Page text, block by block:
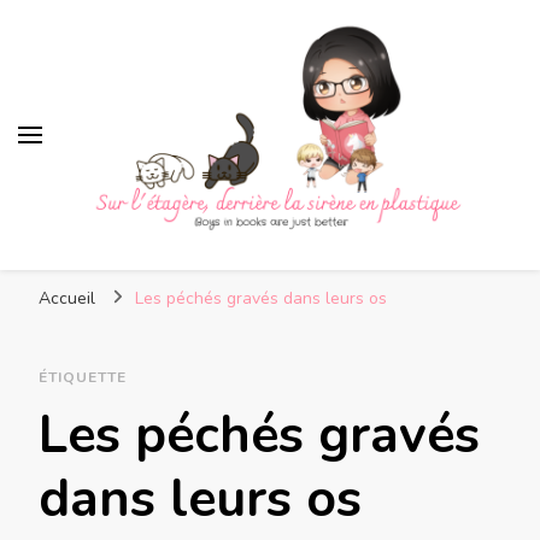
sirène en plastique
Accueil Les péchés gravés dans leurs os
ÉTIQUETTE
Les péchés gravés
dans leurs os